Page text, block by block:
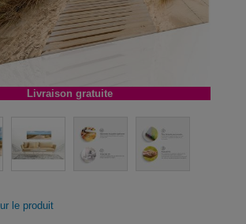
Livraison gratuite
le produit